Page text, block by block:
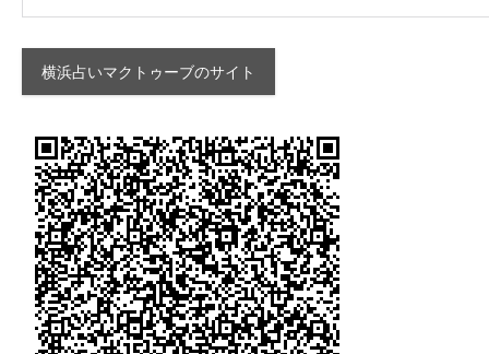
横浜占いマクトゥーブのサイト